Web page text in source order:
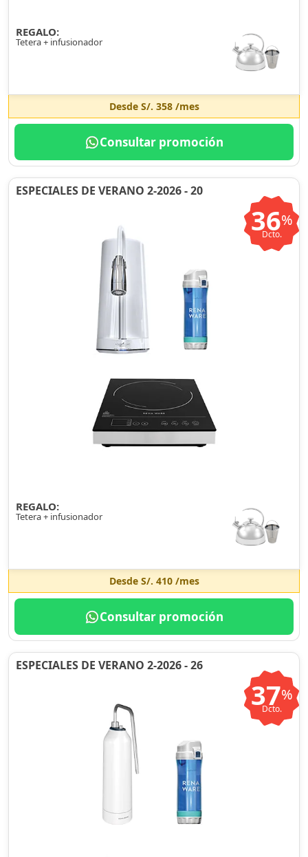
REGALO:
Tetera + infusionador
Desde S/. 358/mes
Consultar promoción
ESPECIALES DE VERANO 2-2026 - 20
36%
Dcto.
REGALO:
Tetera + infusionador
Desde S/. 410/mes
Consultar promoción
ESPECIALES DE VERANO 2-2026 - 26
37%
Dcto.